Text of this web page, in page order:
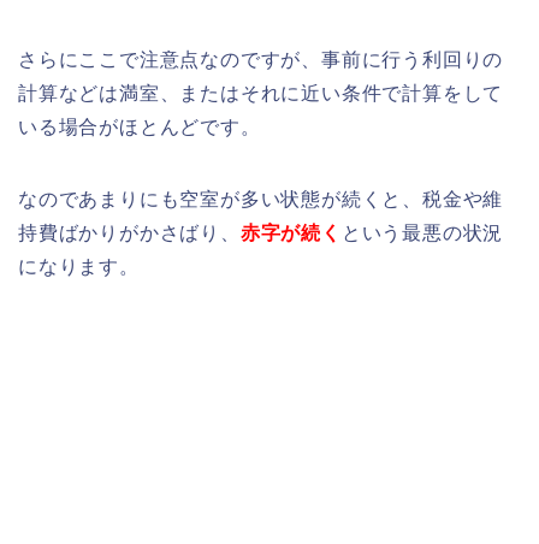
さらにここで注意点なのですが、事前に行う利回りの
計算などは満室、またはそれに近い条件で計算をして
いる場合がほとんどです。
なのであまりにも空室が多い状態が続くと、税金や維
持費ばかりがかさばり、 赤字が続く という最悪の状況
になります。